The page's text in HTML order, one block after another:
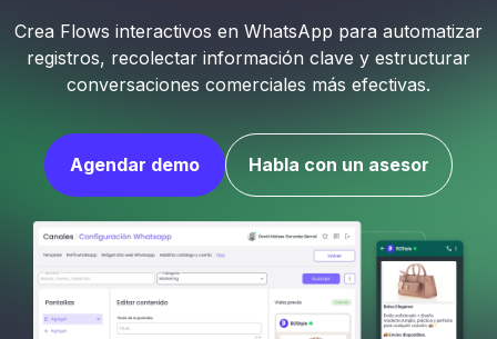
Crea Flows interactivos en WhatsApp para automatizar
registros, recolectar información clave y estructurar
conversaciones comerciales más efectivas.
Agendar demo Habla con un asesor